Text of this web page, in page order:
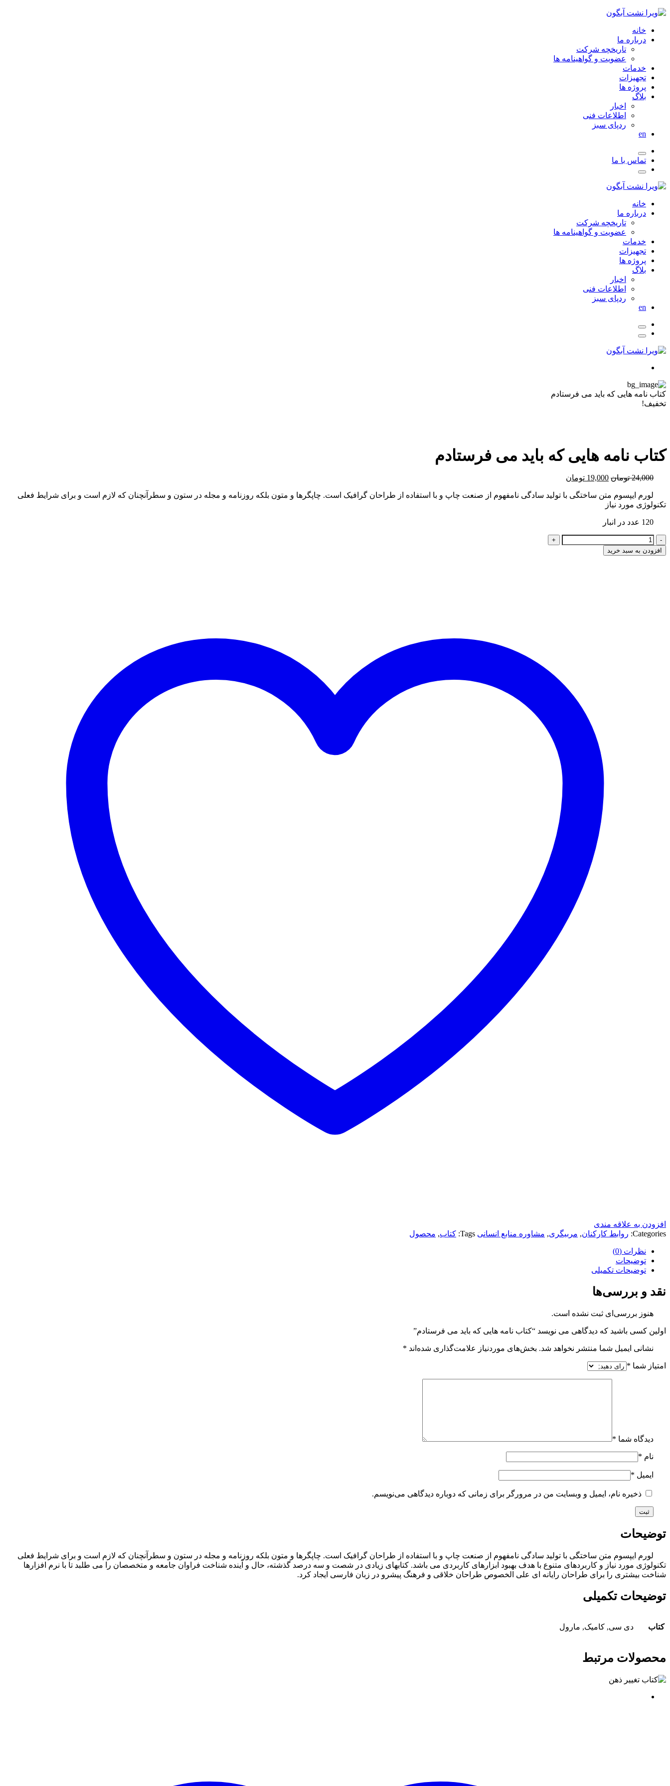
خانه
درباره ما
تاریخچه شرکت
عضویت و گواهینامه ها
خدمات
تجهیزات
پروژه ها
بلاگ
اخبار
اطلاعات فنی
ردپای سبز
en
تماس با ما
خانه
درباره ما
تاریخچه شرکت
عضویت و گواهینامه ها
خدمات
تجهیزات
پروژه ها
بلاگ
اخبار
اطلاعات فنی
ردپای سبز
en
کتاب نامه هایی که باید می فرستادم
تخفیف!
کتاب نامه هایی که باید می فرستادم
24,000 تومان
قیمت
24,000 تومان
بود.
19,000 تومان
19,000 تومان
لورم ایپسوم متن ساختگی با تولید سادگی نامفهوم از صنعت چاپ و با استفاده از طراحان گرافیک است. چاپگرها و متون بلکه روزنامه و مجله در ستون و سطرآنچنان که لازم است و برای شرایط فعلی
تکنولوژی مورد نیاز
120 عدد در انبار
کتاب
نامه
هایی
افزودن به سبد خرید
افزودن به علاقه مندی
Categories: روابط کارکنان, مربیگری, مشاوره منابع انسانی Tags: کتاب, محصول
نظرات (0)
توضیحات
توضیحات تکمیلی
نقد و بررسی‌ها
هنوز بررسی‌ای ثبت نشده است.
اولین کسی باشید که دیدگاهی می نویسد “کتاب نامه هایی که باید می فرستادم”
نشانی ایمیل شما منتشر نخواهد شد. بخش‌های موردنیاز علامت‌گذاری شده‌اند *
امتیاز شما *
دیدگاه شما *
نام *
ایمیل *
ذخیره نام، ایمیل و وبسایت من در مرورگر برای زمانی که دوباره دیدگاهی می‌نویسم.
توضیحات
لورم ایپسوم متن ساختگی با تولید سادگی نامفهوم از صنعت چاپ و با استفاده از طراحان گرافیک است. چاپگرها و متون بلکه روزنامه و مجله در ستون و سطرآنچنان که لازم است و برای شرایط فعلی
تکنولوژی مورد نیاز و کاربردهای متنوع با هدف بهبود ابزارهای کاربردی می باشد. کتابهای زیادی در شصت و سه درصد گذشته، حال و آینده شناخت فراوان جامعه و متخصصان را می طلبد تا با نرم افزارها
شناخت بیشتری را برای طراحان رایانه ای علی الخصوص طراحان خلاقی و فرهنگ پیشرو در زبان فارسی ایجاد کرد.
توضیحات تکمیلی
کتاب دی سی, کامیک, مارول
محصولات مرتبط